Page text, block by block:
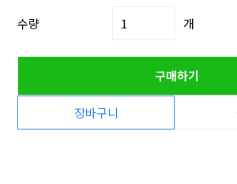
수량 개
구매하기
장바구니